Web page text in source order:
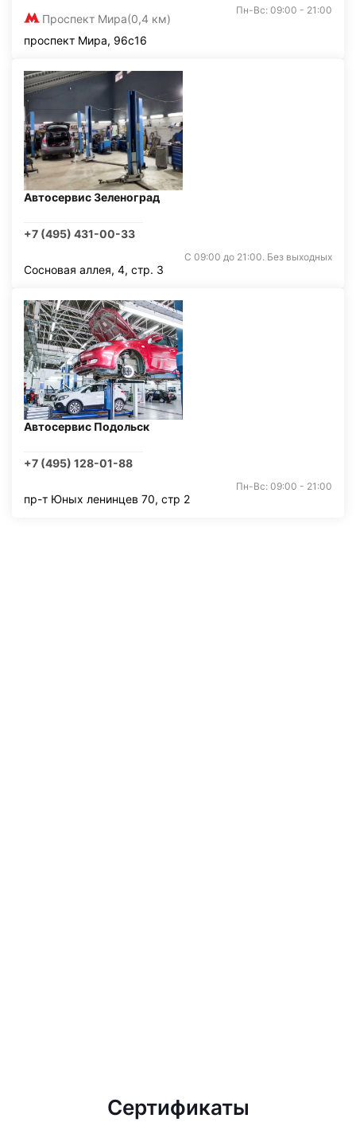
Проспект Мира(0,4 км)
Пн-Вс: 09:00 - 21:00
проспект Мира, 96с16
Автосервис Зеленоград
+7 (495) 431-00-33
С 09:00 до 21:00. Без выходных
Сосновая аллея, 4, стр. 3
Автосервис Подольск
+7 (495) 128-01-88
Пн-Вс: 09:00 - 21:00
пр-т Юных ленинцев 70, стр 2
Сертификаты